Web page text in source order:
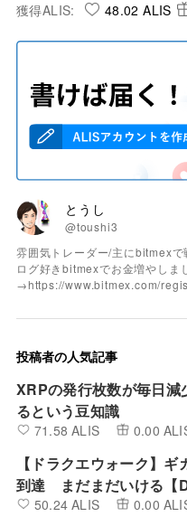
獲得ALIS: 48.02 ALIS
とうし
@toushi3
雰囲気トレーダー/主にbitmex
ログ好きbitmexでお金増やしま
→https://www.bitmex.com/
投稿者の人気記事
XRPの発行枚数が毎日減
るという豆知識
71.58 ALIS 0.00
【ドラクエウォーク】
到達 まだまだいける【
50.24 ALIS 0.00